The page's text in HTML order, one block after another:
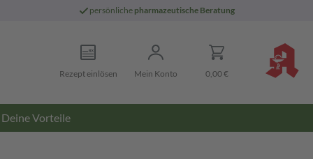
persönliche pharmazeutische Beratung
Rezept einlösen Mein Konto 0,00 €
Deine Vorteile